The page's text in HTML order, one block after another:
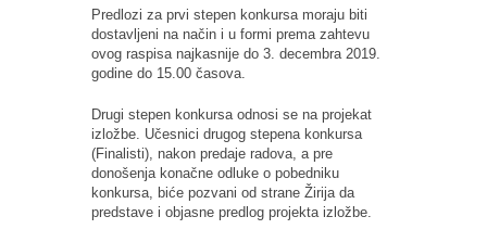
Predlozi za prvi stepen konkursa moraju biti
dostavljeni na način i u formi prema zahtevu
ovog raspisa najkasnije do 3. decembra 2019.
godine do 15.00 časova.
Drugi stepen konkursa odnosi se na projekat
izložbe. Učesnici drugog stepena konkursa
(Finalisti), nakon predaje radova, a pre
donošenja konačne odluke o pobedniku
konkursa, biće pozvani od strane Žirija da
predstave i objasne predlog projekta izložbe.